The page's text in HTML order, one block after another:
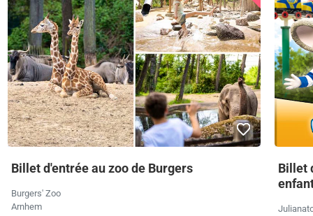
Billet d'entrée au zoo de Burgers
Burgers' Zoo
Arnhem
Billet